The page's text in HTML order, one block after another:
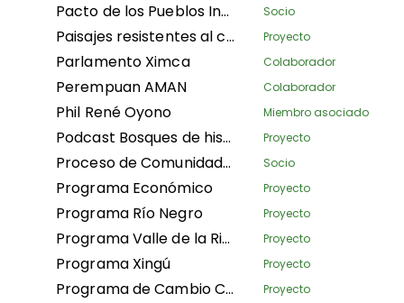
Pacto de los Pueblos Indígenas de Asia Socio
Paisajes resistentes al clima y mejora de los medios de subsistencia en Nepal Proyecto
Parlamento Ximca Colaborador
Perempuan AMAN Colaborador
Phil René Oyono Miembro asociado
Podcast Bosques de historias Proyecto
Proceso de Comunidades Negras Socio
Programa Económico Proyecto
Programa Río Negro Proyecto
Programa Valle de la Ribeira Proyecto
Programa Xingú Proyecto
Programa de Cambio Climático Proyecto